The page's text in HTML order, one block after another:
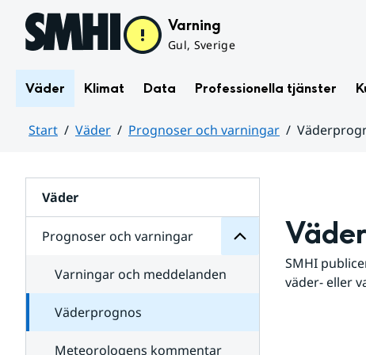
Hoppa till sidans innehåll Varning
Gul, Sverige
Väder Klimat Data Professionella tjänster
Start Väder Prognoser och varningar
Väder
Prognoser och varningar
för
varningar
Varningar och meddelanden
Väderprognos
Meteorologens kommentar
SMHI
väder- eller